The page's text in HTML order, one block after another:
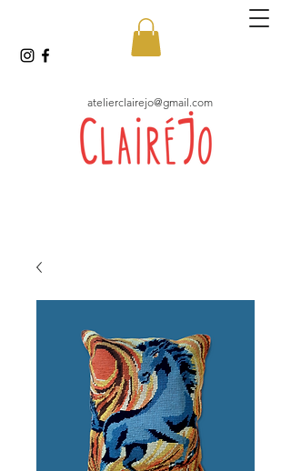
atelierclairejo@gmail.com